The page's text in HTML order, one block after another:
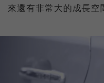
來還有非常大的成長空